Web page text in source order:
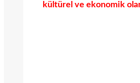
kültürel ve ekonomik